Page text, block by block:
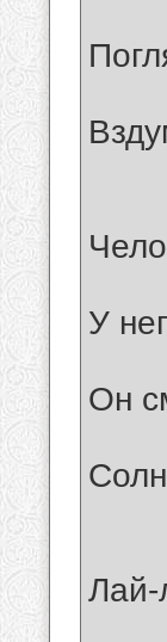
У
Он
Лай-